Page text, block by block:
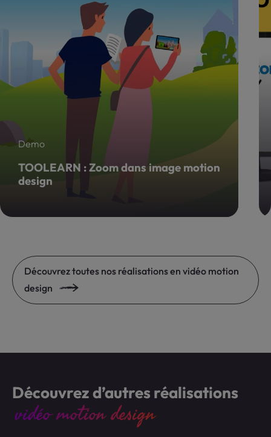
Découvrez toutes nos réalisations en vidéo motion
design
Découvrez d’autres réalisations
vidéo motion design